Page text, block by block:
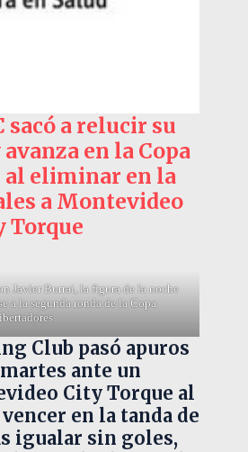
sacó a relucir su
en la Copa
al eliminar en la
a Montevideo
Torque
Javier Burrai, la figura de la noche
a la segunda ronda de la Copa
Club pasó apuros
ante un
City Torque al
en la tanda de
igualar sin goles,